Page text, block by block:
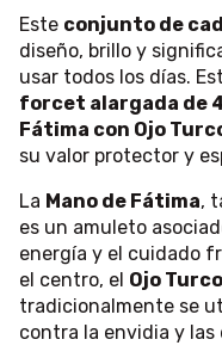
Este conjunto de
diseño, brillo y
usar todos los días.
forcet alargada de
Fátima con Ojo
su valor protector y
La Mano de Fátima,
es un amuleto
energía y el cuidado
el centro, el Ojo Turco
tradicionalmente se
contra la envidia y